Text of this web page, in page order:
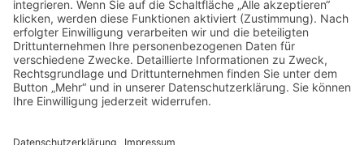
Aktionen
Positionen
Termine
DIE LINKE. Kreisverband Main-Taunus